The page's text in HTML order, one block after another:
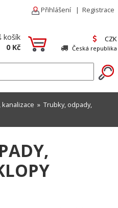
Přihlášení | Registrace
košík
0 Kč
CZK
Česká republika
» Trubky, odpady,